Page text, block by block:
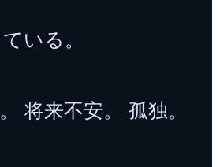
ている。
将来不安。 孤独。